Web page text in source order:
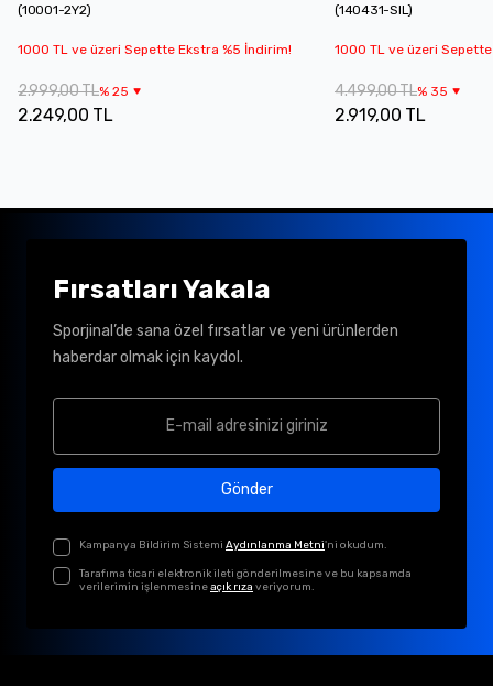
(10001-2Y2)
1000 TL ve üzeri Sepette Ekstra %5 İndirim!
2.999,00 TL% 25
2.249,00 TL
(140431-SIL)
1000 TL ve üzeri
4.499,00 TL% 35
2.919,00 TL
Fırsatları Yakala
Sporjinal’de sana özel fırsatlar ve yeni ürünlerden
haberdar olmak için kaydol.
Gönder
Kampanya Bildirim Sistemi Aydınlanma Metni'ni okudum.
Tarafıma ticari elektronik ileti gönderilmesine ve bu kapsamda
verilerimin işlenmesineaçık rıza veriyorum.